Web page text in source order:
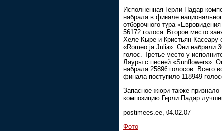
Исполненная Герли Падар
набрала в финале
отборочного тура
56172 голоса. Второе место
Хеле Кыре и Кристьян Касеару
«Romeo ja Julia». Они набрали
голос. Третье место у
Лауры с песней «Sunflowers».
набрала 25896 голосов. Всего
финала поступило 118949
Запасное жюри также признало
композицию Герли Падар
postimees.ee, 04.02.07
Фото